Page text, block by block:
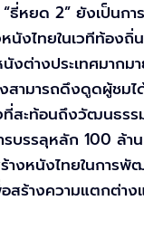
“ธี่หยด 2” ยังเป็นก
นังไทยในเวทีท้องถิ่
งต่างประเทศมากม
สามารถดึงดูดผู้ชมไ
ที่สะท้อนถึงวัฒนธรร
รบรรลุหลัก 100 ล้า
างหนังไทยในการพั
อสร้างความแตกต่า